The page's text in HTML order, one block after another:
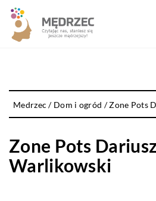
Medrzec / Dom i ogród /Zone Pots
Zone Pots
Warlikowski